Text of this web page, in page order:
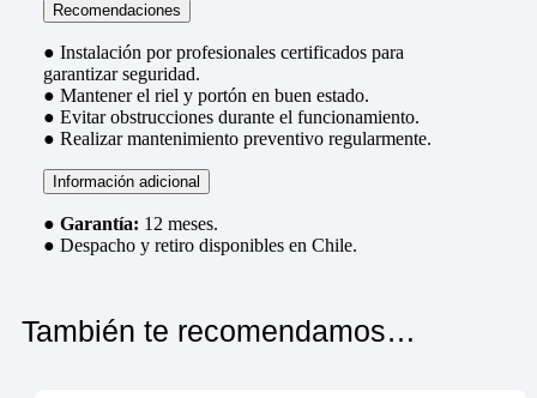
Recomendaciones
● Instalación por profesionales certificados para
garantizar seguridad.
● Mantener el riel y portón en buen estado.
● Evitar obstrucciones durante el funcionamiento.
● Realizar mantenimiento preventivo regularmente.
Información adicional
● Garantía: 12 meses.
● Despacho y retiro disponibles en Chile.
También te recomendamos…